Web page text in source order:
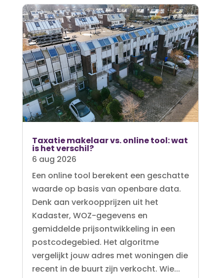
Taxatie makelaar vs. online tool: wat
is het verschil?
6 aug 2026
Een online tool berekent een geschatte
waarde op basis van openbare data.
Denk aan verkoopprijzen uit het
Kadaster, WOZ-gegevens en
gemiddelde prijsontwikkeling in een
postcodegebied. Het algoritme
vergelijkt jouw adres met woningen die
recent in de buurt zijn verkocht. Wie...